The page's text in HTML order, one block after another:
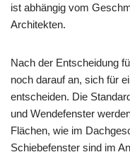
ist abhängig vom
Architekten.
Nach der Entscheidung
noch darauf an, sich für
entscheiden. Die
und Wendefenster
Flächen, wie im
Schiebefenster sind im